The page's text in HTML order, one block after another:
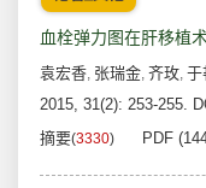
血栓弹力图在肝移植
袁宏香, 张瑞金, 齐玫, 于
2015, 31(2): 253-255.
摘要(3330) PDF